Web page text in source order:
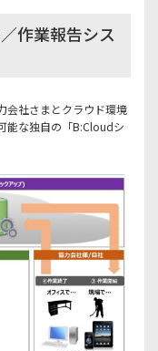
作業報告シス
会社さまとクラウド環境
能な独自の「B:Cloudシ